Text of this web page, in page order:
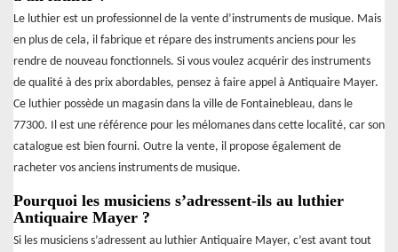
Le luthier est un professionnel de la vente d’instruments de musique. Mais
en plus de cela, il fabrique et répare des instruments anciens pour les
rendre de nouveau fonctionnels. Si vous voulez acquérir des instruments
de qualité à des prix abordables, pensez à faire appel à Antiquaire Mayer.
Ce luthier possède un magasin dans la ville de Fontainebleau, dans le
77300. Il est une référence pour les mélomanes dans cette localité, car son
catalogue est bien fourni. Outre la vente, il propose également de
racheter vos anciens instruments de musique.
Pourquoi les musiciens s’adressent-ils au luthier
Antiquaire Mayer ?
Si les musiciens s’adressent au luthier Antiquaire Mayer, c’est avant tout